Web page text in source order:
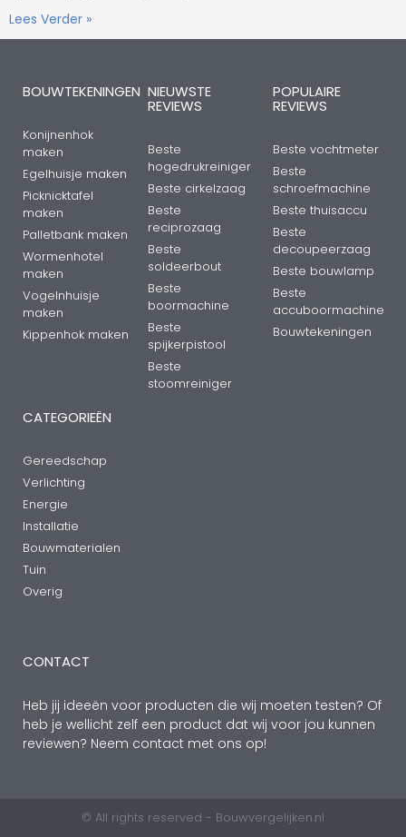
Lees Verder »
BOUWTEKENINGEN
Konijnenhok
maken
Egelhuisje maken
Picknicktafel
maken
Palletbank maken
Wormenhotel
maken
Vogelnhuisje
maken
Kippenhok maken
NIEUWSTE
REVIEWS
Beste
hogedrukreiniger
Beste cirkelzaag
Beste
reciprozaag
Beste
soldeerbout
Beste
boormachine
Beste
spijkerpistool
Beste
stoomreiniger
POPULAIRE
REVIEWS
Beste vochtmeter
Beste
schroefmachine
Beste thuisaccu
Beste
decoupeerzaag
Beste bouwlamp
Beste
accuboormachine
Bouwtekeningen
CATEGORIEËN
Gereedschap
Verlichting
Energie
Installatie
Bouwmaterialen
Tuin
Overig
CONTACT
Heb jij ideeën voor producten die wij moeten testen? Of
heb je wellicht zelf een product dat wij voor jou kunnen
reviewen? Neem contact met ons op!
© All rights reserved - Bouwvergelijken.nl